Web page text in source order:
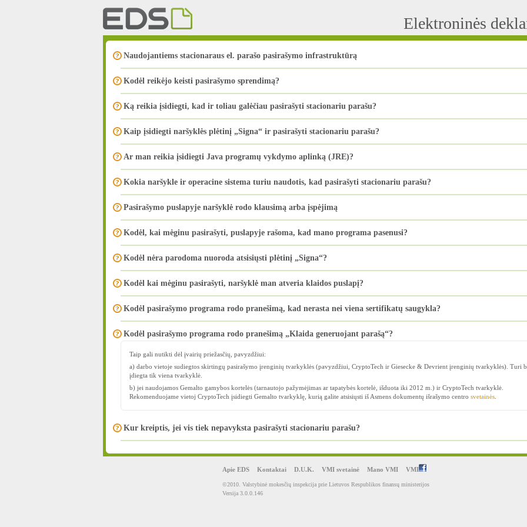
Elektroninės
Naudojantiems stacionaraus el. parašo pasirašymo infrastruktūrą
Kodėl reikėjo keisti pasirašymo sprendimą?
Ką reikia įsidiegti, kad ir toliau galėčiau pasirašyti stacionariu parašu?
Kaip įsidiegti naršyklės plėtinį „Signa“ ir pasirašyti stacionariu parašu?
Ar man reikia įsidiegti Java programų vykdymo aplinką (JRE)?
Kokia naršykle ir operacine sistema turiu naudotis, kad pasirašyti stacionariu parašu?
Pasirašymo puslapyje naršyklė rodo klausimą arba įspėjimą
Kodėl, kai mėginu pasirašyti, puslapyje rašoma, kad mano programa pasenusi?
Kodėl nėra parodoma nuoroda atsisiųsti plėtinį „Signa“?
Kodėl kai mėginu pasirašyti, naršyklė man atveria klaidos puslapį?
Kodėl pasirašymo programa rodo pranešimą, kad nerasta nei viena sertifikatų saugykla?
Kodėl pasirašymo programa rodo pranešimą „Klaida generuojant parašą“?
Taip gali nutikti dėl įvairių priežasčių, pavyzdžiui:
a) darbo vietoje sudiegtos skirtingų pasirašymo įrenginių tvarkyklės (pavyzdžiui, CryptoTech ir Giesecke & Devrient įrenginių tvarkyklės). Turi
įdiegta tik viena tvarkyklė.
b) jei naudojamos Gemalto gamybos kortelės (tarnautojo pažymėjimas ar tapatybės kortelė, išduota iki 2012 m.) ir CryptoTech tvarkyklė.
Rekomenduojame vietoj CryptoTech įsidiegti Gemalto tvarkyklę, kurią galite atsisiųsti iš Asmens dokumentų išrašymo centro svetainės.
Kur kreiptis, jei vis tiek nepavyksta pasirašyti stacionariu parašu?
Apie EDS Kontaktai D.U.K. VMI svetainė Mano VMI VMI
©2010. Valstybinė mokesčių inspekcija prie Lietuvos Respublikos finansų ministerijos
Versija 3.0.0.146